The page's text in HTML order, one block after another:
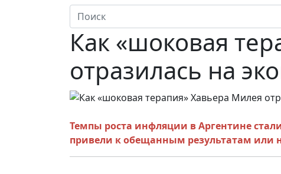
Как «шоковая
отразилась на
Темпы роста инфляции в Аргентине
привели к обещанным результатам или